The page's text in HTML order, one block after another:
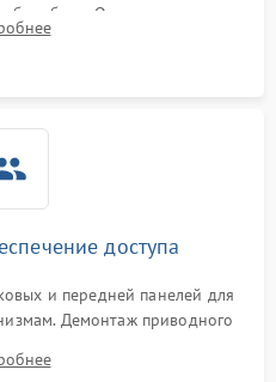
барабана. Опрос клиента о
крутит барабан, сильно шумит
доступа
и передней панелей для
Демонтаж приводного
к ТЭНу, компрессору,